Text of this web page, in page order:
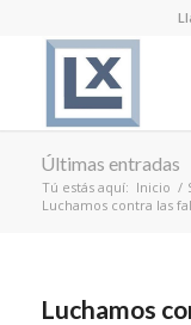
Últimas entradas
Tú estás aquí: Inicio /
Luchamos contra las
Luchamos